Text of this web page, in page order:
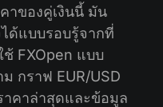
าของคู่เงินนี้ มัน
ด้แบบรอบรู้จากที่
FXOpen แบบ
กราฟ EUR/USD
าคาล่าสุดและข้อมูล